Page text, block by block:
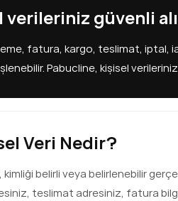
verileriniz güvenli
fatura, kargo, teslimat, iptal,
Pabucline, kişisel
Veri Nedir?
kimliği belirli veya belirlenebilir
teslimat adresiniz, fatura